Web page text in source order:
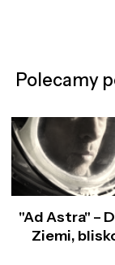
Polecamy
"Ad Astra" –
Ziemi,